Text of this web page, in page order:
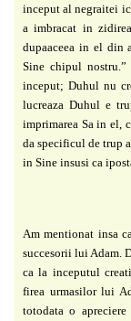
inceput al negraitei
a imbracat in
dupaaceea in el din
Sine chipul
inceput; Duhul nu
lucreaza Duhul e
imprimarea Sa in el,
da specificul de trup
in Sine insusi ca
Am mentionat insa
succesorii lui Adam.
ca la inceputul
firea urmasilor lui
totodata o